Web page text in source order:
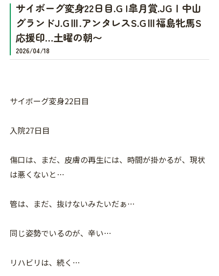
サイボーグ変身22日目.G I皐月賞.JGⅠ中山
グランドJ.GⅢ.アンタレスS.GⅢ福島牝馬S
応援印…土曜の朝〜
2026/04/18
サイボーグ変身22日目
入院27日目
傷口は、まだ、皮膚の再生には、時間が掛かるが、現状
は悪くないと…
管は、まだ、抜けないみたいだぁ…
同じ姿勢でいるのが、辛い…
リハビリは、続く…